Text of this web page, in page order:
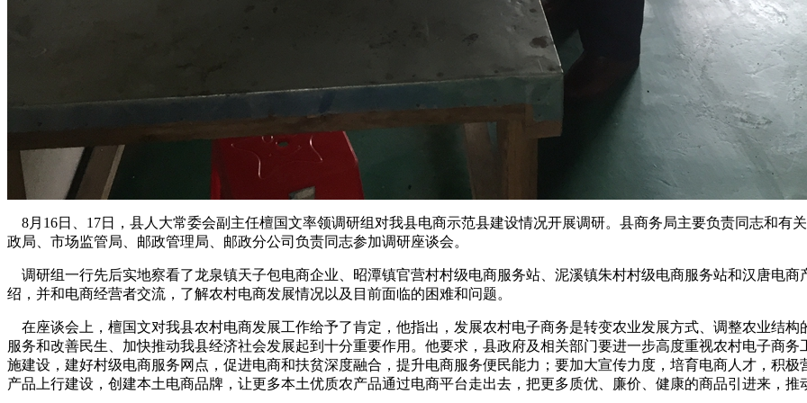
8月16日、17日，县人大常委会副主任檀国文率领调研组对我县电商示范县建设情况开展调研。县商务局主要负责同志和有
政局、市场监管局、邮政管理局、邮政分公司负责同志参加调研座谈会。
调研组一行先后实地察看了龙泉镇天子包电商企业、昭潭镇官营村村级电商服务站、泥溪镇朱村村级电商服务站和汉唐电
绍，并和电商经营者交流，了解农村电商发展情况以及目前面临的困难和问题。
在座谈会上，檀国文对我县农村电商发展工作给予了肯定，他指出，发展农村电子商务是转变农业发展方式、调整农业结
服务和改善民生、加快推动我县经济社会发展起到十分重要作用。他要求，县政府及相关部门要进一步高度重视农村电子商
施建设，建好村级电商服务网点，促进电商和扶贫深度融合，提升电商服务便民能力；要加大宣传力度，培育电商人才，积
产品上行建设，创建本土电商品牌，让更多本土优质农产品通过电商平台走出去，把更多质优、廉价、健康的商品引进来，